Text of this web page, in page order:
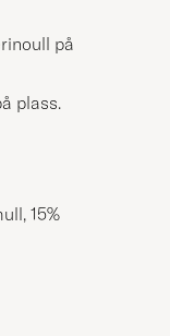
på
plass.
15%